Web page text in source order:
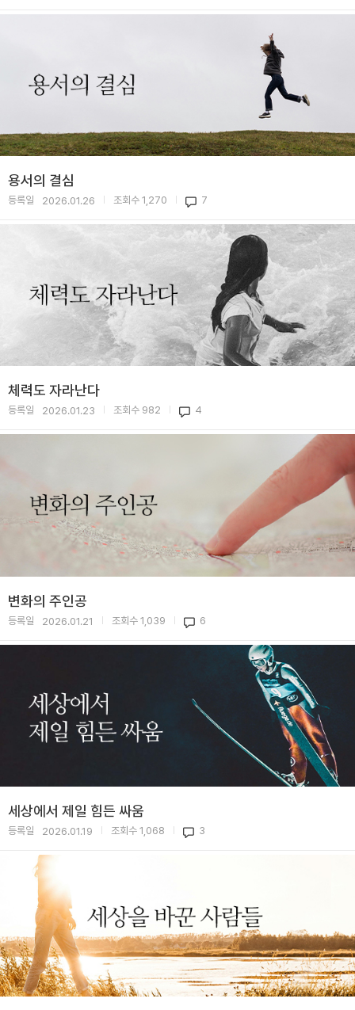
용서의 결심
등록일 2026.01.26 조회수 1,270 7
체력도 자라난다
등록일 2026.01.23 조회수 982 4
변화의 주인공
등록일 2026.01.21 조회수 1,039 6
세상에서 제일 힘든 싸움
등록일 2026.01.19 조회수 1,068 3